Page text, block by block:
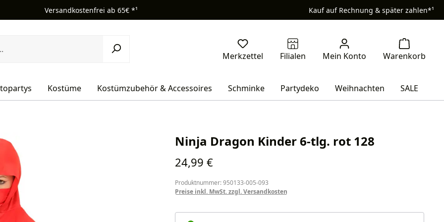
Versandkostenfrei ab 65€ *¹ Kauf auf Rechnung & später zahlen*¹
Kostüme Kostümzubehör & Accessoires Schminke Partydeko Weihnachten SALE
Ninja Dragon Kinder 6-tlg. rot 128
Regulärer Preis:
24,99 €
Produktnummer: 950133-005-093
Preise inkl. MwSt. zzgl. Versandkosten